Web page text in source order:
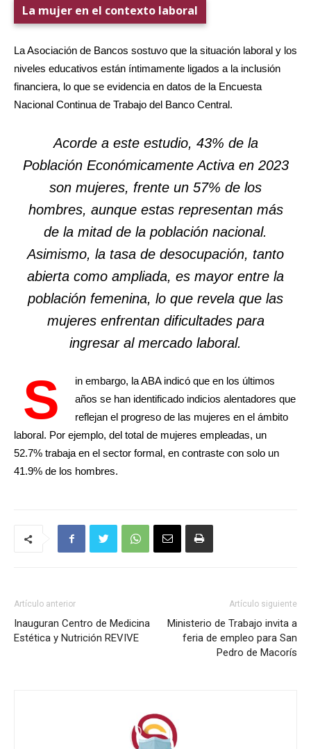
La mujer en el contexto laboral
La Asociación de Bancos sostuvo que la situación laboral y los
niveles educativos están íntimamente ligados a la inclusión
financiera, lo que se evidencia en datos de la Encuesta
Nacional Continua de Trabajo del Banco Central.
Acorde a este estudio, 43% de la
Población Económicamente Activa en 2023
son mujeres, frente un 57% de los
hombres, aunque estas representan más
de la mitad de la población nacional.
Asimismo, la tasa de desocupación, tanto
abierta como ampliada, es mayor entre la
población femenina, lo que revela que las
mujeres enfrentan dificultades para
ingresar al mercado laboral.
S
in embargo, la ABA indicó que en los últimos
años se han identificado indicios alentadores que
reflejan el progreso de las mujeres en el ámbito
laboral. Por ejemplo, del total de mujeres empleadas, un
52.7% trabaja en el sector formal, en contraste con solo un
41.9% de los hombres.
Artículo anterior
Inauguran Centro de Medicina
Estética y Nutrición REVIVE
Artículo siguiente
Ministerio de Trabajo invita a
feria de empleo para San
Pedro de Macorís